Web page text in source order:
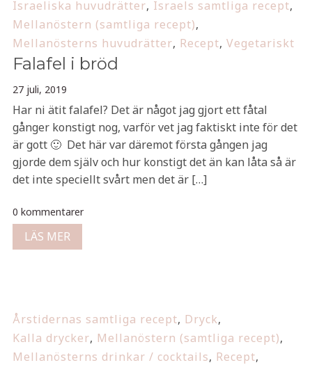
Israeliska huvudrätter, Israels samtliga recept,
Mellanöstern (samtliga recept),
Mellanösterns huvudrätter, Recept, Vegetariskt
Falafel i bröd
27 juli, 2019
Har ni ätit falafel? Det är något jag gjort ett fåtal
gånger konstigt nog, varför vet jag faktiskt inte för det
är gott 🙂 Det här var däremot första gången jag
gjorde dem själv och hur konstigt det än kan låta så är
det inte speciellt svårt men det är […]
0 kommentarer
LÄS MER
Årstidernas samtliga recept, Dryck,
Kalla drycker, Mellanöstern (samtliga recept),
Mellanösterns drinkar / cocktails, Recept,